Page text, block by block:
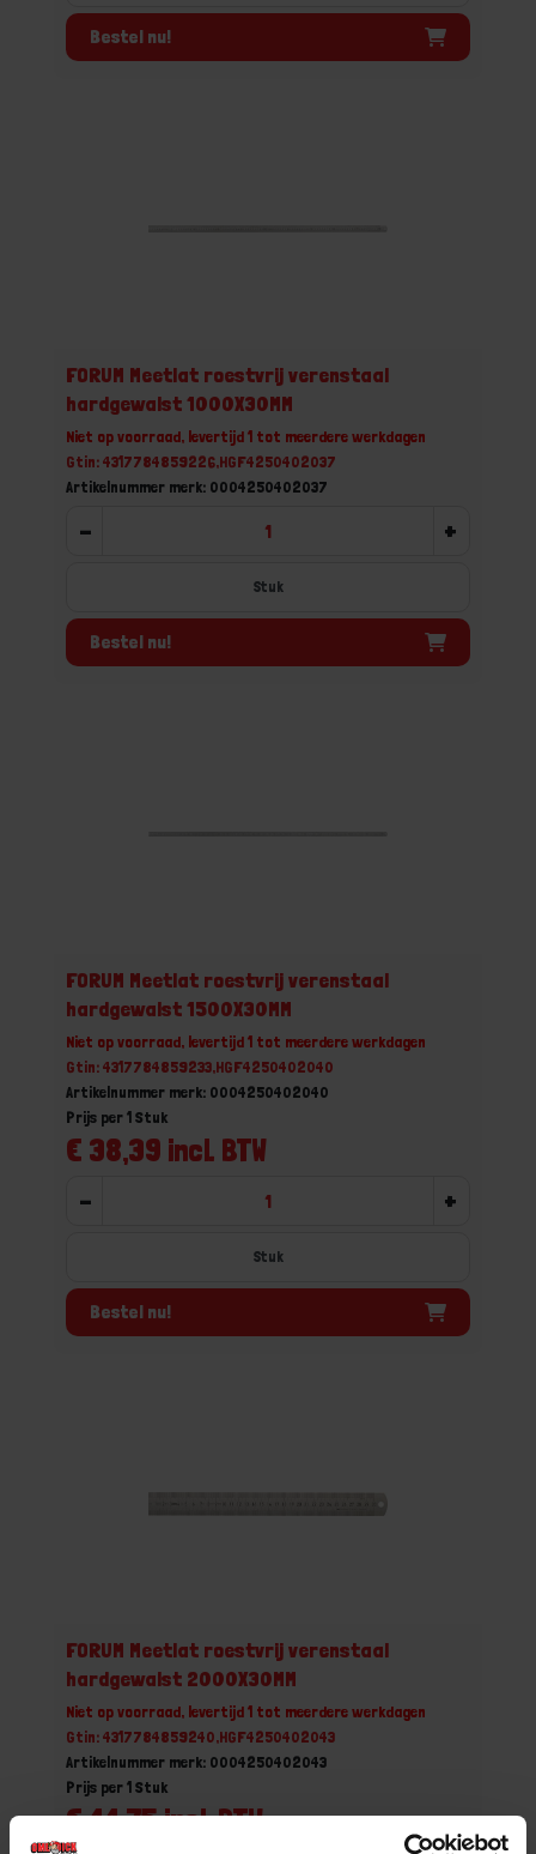
Bestel nu!
FORUM Meetlat roestvrij verenstaal
hardgewalst 1000X30MM
Niet op voorraad, levertijd 1 tot meerdere werkdagen
Gtin: 4317784859226,HGF4250402037
Artikelnummer merk: 0004250402037
- +
Stuk
Bestel nu!
FORUM Meetlat roestvrij verenstaal
hardgewalst 1500X30MM
Niet op voorraad, levertijd 1 tot meerdere werkdagen
Gtin: 4317784859233,HGF4250402040
Artikelnummer merk: 0004250402040
€ 38,39 incl. BTW
Prijs per 1 Stuk
- +
Stuk
Bestel nu!
FORUM Meetlat roestvrij verenstaal
hardgewalst 2000X30MM
Niet op voorraad, levertijd 1 tot meerdere werkdagen
Gtin: 4317784859240,HGF4250402043
Artikelnummer merk: 0004250402043
€ 44,75 incl. BTW
Prijs per 1 Stuk